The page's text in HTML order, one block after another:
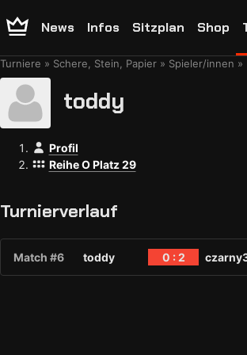
News Infos Sitzplan Shop
Turniere Schere, Stein, Papier Spieler/innen
toddy
Profil
Reihe O Platz 29
Turnierverlauf
Match #6 toddy 0 : 2